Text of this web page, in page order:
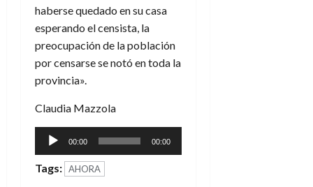
haberse quedado en su casa
esperando el censista, la
preocupación de la población
por censarse se notó en toda la
provincia».
Claudia Mazzola
Reproductor
de
audio
00:00 00:00
Tags: AHORA